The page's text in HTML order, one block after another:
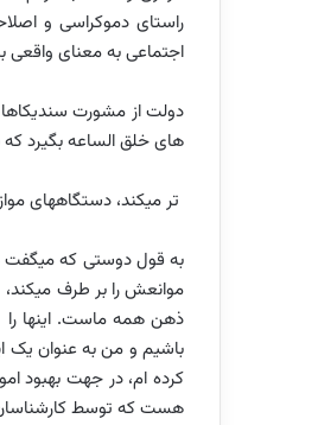
راستای دموکراسی و
اجتماعی به معنای واقعی
دولت از مشورت
های خلق الساعه بگیرد
تر میکند، دستگاههای
به قول دوستی که میگفت
موانعش را بر طرف
ذهن همه ماست. اینها را
باشیم و من به عنوان
کرده ام، در جهت بهبود
هست که توسط